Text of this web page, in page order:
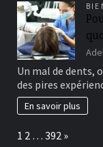
Un mal de dents,
des pires
En savoir plus
Page:
1 2 … 392 Next
»